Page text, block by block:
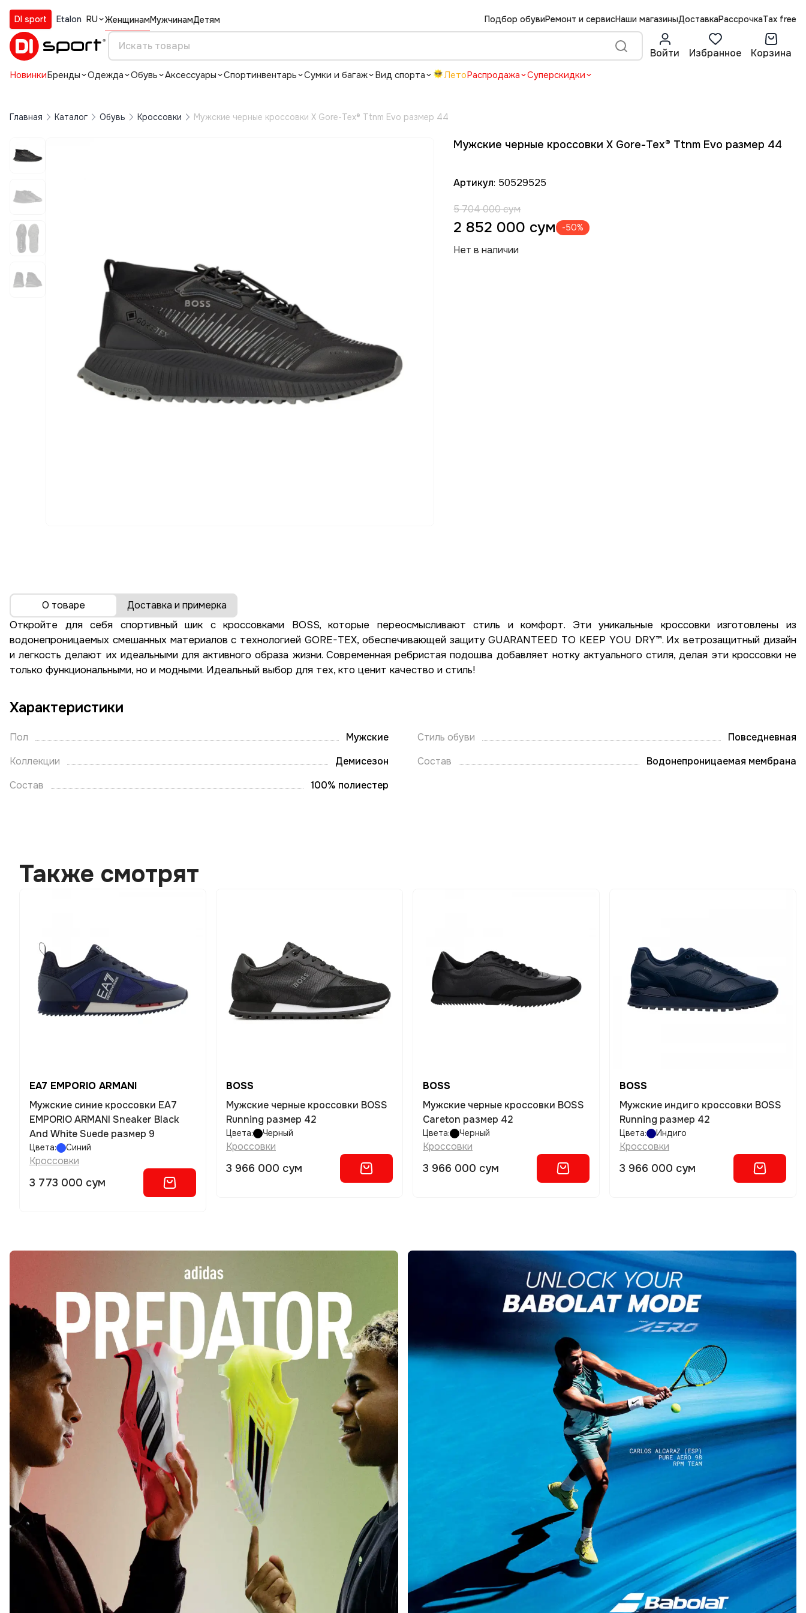
DI sport Etalon RU ЖенщинамМужчинамДетям Подбор обувиРемонт и сервисНаши магазиныДоставкаРассрочкаTax free
Войти Избранное Корзина
НовинкиБренды Одежда Обувь Аксессуары Спортинвентарь Сумки и багаж Вид спорта ЛетоРаспродажа Суперскидки
Главная Каталог Обувь Кроссовки Мужские черные кроссовки X Gore-Tex® Ttnm Evo размер 44
Мужские черные кроссовки X Gore-Tex® Ttnm Evo размер 44
Артикул: 50529525
5 704 000 сум
2 852 000 сум -50%
Нет в наличии
О товаре
Доставка и примерка
Откройте для себя спортивный шик с кроссовками BOSS, которые переосмысливают стиль и комфорт. Эти уникальные кроссовки изготовлены из
водонепроницаемых смешанных материалов с технологией GORE-TEX, обеспечивающей защиту GUARANTEED TO KEEP YOU DRY™. Их ветрозащитный дизайн
и легкость делают их идеальными для активного образа жизни. Современная ребристая подошва добавляет нотку актуального стиля, делая эти кроссовки не
только функциональными, но и модными. Идеальный выбор для тех, кто ценит качество и стиль!
Характеристики
Пол Мужские Стиль обуви
Повседневная
Коллекции
Демисезон Состав
Водонепроницаемая мембрана
Состав
100% полиестер
Также смотрят
EA7 EMPORIO ARMANI
Мужские синие кроссовки EA7
EMPORIO ARMANI Sneaker Black
And White Suede размер 9
Цвета: Синий
Кроссовки
3 773 000 сум
BOSS
Мужские черные кроссовки BOSS
Running размер 42
Цвета: Черный
Кроссовки
3 966 000 сум
BOSS
Мужские черные кроссовки BOSS
Careton размер 42
Цвета: Черный
Кроссовки
3 966 000 сум
BOSS
Мужские индиго кроссовки BOSS
Running размер 42
Цвета: Индиго
Кроссовки
3 966 000 сум